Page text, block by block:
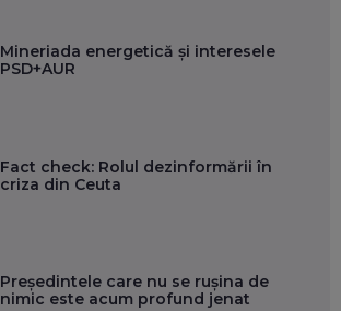
Mineriada energetică și interesele
PSD+AUR
Fact check: Rolul dezinformării în
criza din Ceuta
Președintele care nu se rușina de
nimic este acum profund jenat